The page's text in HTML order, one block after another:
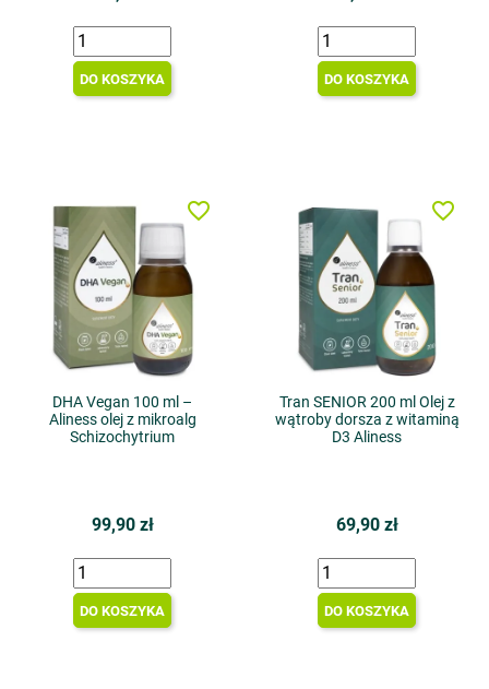
DO KOSZYKA DO KOSZYKA
DHA Vegan 100 ml –
Aliness olej z mikroalg
Schizochytrium
99,90 zł
DO KOSZYKA
favorite_border
Tran SENIOR 200 ml Olej z
wątroby dorsza z witaminą
D3 Aliness
69,90 zł
DO KOSZYKA
favorite_border